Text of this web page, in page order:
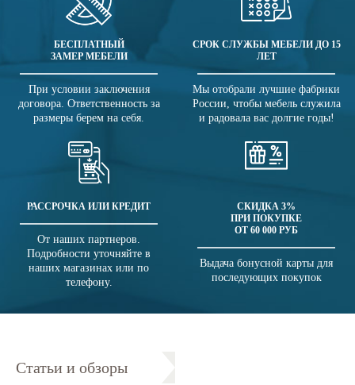
БЕСПЛАТНЫЙ
ЗАМЕР МЕБЕЛИ
При условии заключения
договора. Ответственность за
размеры берем на себя.
СРОК СЛУЖБЫ МЕБЕЛИ ДО 15
ЛЕТ
Мы отобрали лучшие фабрики
России, чтобы мебель служила
и радовала вас долгие годы!
РАССРОЧКА ИЛИ КРЕДИТ
От наших партнеров.
Подробности уточняйте в
наших магазинах или по
телефону.
СКИДКА 3%
ПРИ ПОКУПКЕ
ОТ 60 000 РУБ
Выдача бонусной карты для
последующих покупок
Статьи и обзоры